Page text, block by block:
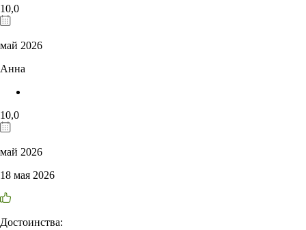
10,0
май 2026
Анна
10,0
май 2026
18 мая 2026
Достоинства: